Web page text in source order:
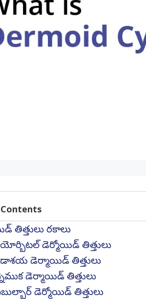
తిత్తులు రకాలు
డెర్మోయిడ్ తిత్తులు
డెర్మాయిడ్ తిత్తులు
డెర్మాయిడ్ తిత్తులు
డెర్మోయిడ్ తిత్తులు